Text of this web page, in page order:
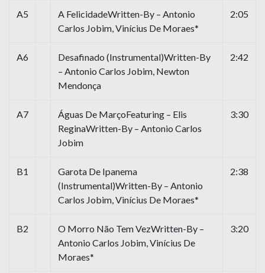
A5
A FelicidadeWritten-By – Antonio
Carlos Jobim, Vinícius De Moraes*
2:05
A6
Desafinado (Instrumental)Written-By
– Antonio Carlos Jobim, Newton
Mendonça
2:42
A7
Águas De MarçoFeaturing – Elis
ReginaWritten-By – Antonio Carlos
Jobim
3:30
B1
Garota De Ipanema
(Instrumental)Written-By – Antonio
Carlos Jobim, Vinícius De Moraes*
2:38
B2
O Morro Não Tem VezWritten-By –
Antonio Carlos Jobim, Vinícius De
Moraes*
3:20